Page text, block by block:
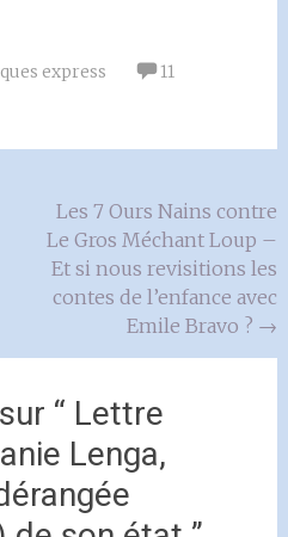
express
11
Les 7 Ours Nains contre
Le Gros Méchant Loup –
Et si nous revisitions les
contes de l’enfance avec
Emile Bravo ? →
“ Lettre
Lenga,